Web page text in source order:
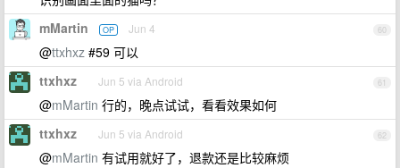
60
mMartin OP Jun 4
@ttxhxz #59 可以
61
ttxhxz Jun 5 via Android
@mMartin 行的，晚点试试，看看效果如何
62
ttxhxz Jun 5 via Android
@mMartin 有试用就好了，退款还是比较麻烦